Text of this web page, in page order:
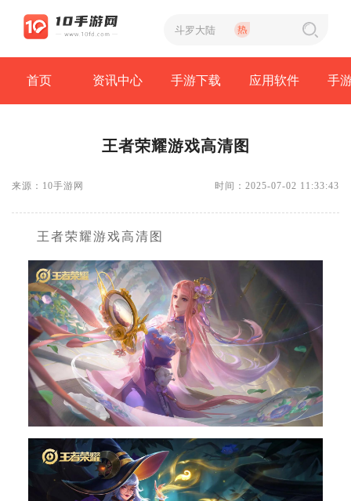
首页 资讯中心 手游下载 应用软件 手
王者荣耀游戏高清图
来源：10手游网 时间：2025-07-02 11:33:43
王者荣耀游戏高清图